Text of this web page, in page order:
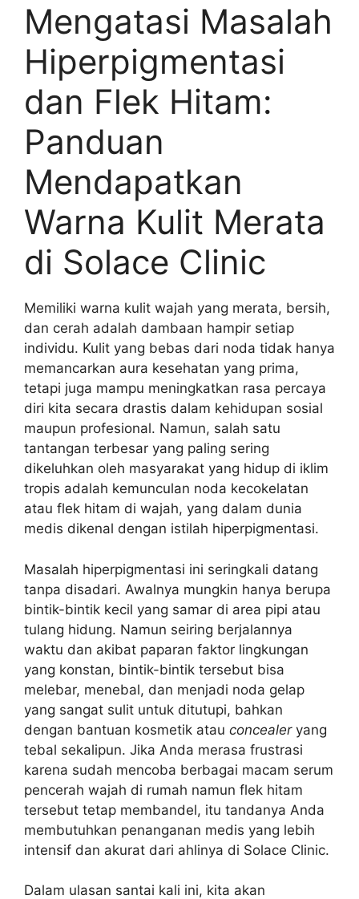
Mengatasi Masalah
Hiperpigmentasi
dan Flek Hitam:
Panduan
Mendapatkan
Warna Kulit Merata
di Solace Clinic
Memiliki warna kulit wajah yang merata, bersih,
dan cerah adalah dambaan hampir setiap
individu. Kulit yang bebas dari noda tidak hanya
memancarkan aura kesehatan yang prima,
tetapi juga mampu meningkatkan rasa percaya
diri kita secara drastis dalam kehidupan sosial
maupun profesional. Namun, salah satu
tantangan terbesar yang paling sering
dikeluhkan oleh masyarakat yang hidup di iklim
tropis adalah kemunculan noda kecokelatan
atau flek hitam di wajah, yang dalam dunia
medis dikenal dengan istilah hiperpigmentasi.
Masalah hiperpigmentasi ini seringkali datang
tanpa disadari. Awalnya mungkin hanya berupa
bintik-bintik kecil yang samar di area pipi atau
tulang hidung. Namun seiring berjalannya
waktu dan akibat paparan faktor lingkungan
yang konstan, bintik-bintik tersebut bisa
melebar, menebal, dan menjadi noda gelap
yang sangat sulit untuk ditutupi, bahkan
dengan bantuan kosmetik atau concealeryang
tebal sekalipun. Jika Anda merasa frustrasi
karena sudah mencoba berbagai macam serum
pencerah wajah di rumah namun flek hitam
tersebut tetap membandel, itu tandanya Anda
membutuhkan penanganan medis yang lebih
intensif dan akurat dari ahlinya di Solace Clinic.
Dalam ulasan santai kali ini, kita akan